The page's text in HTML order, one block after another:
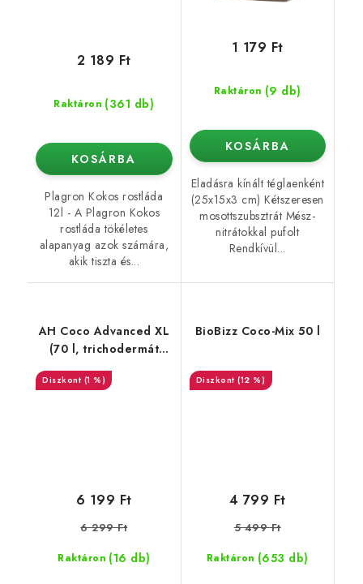
Raktáron (361 db)
2 189 Ft
KOSÁRBA
Plagron Kokos rostláda
12l - A Plagron Kokos
rostláda tökéletes
alapanyag azok számára,
akik tiszta és...
Raktáron (9 db)
1 179 Ft
KOSÁRBA
Eladásra kínált téglaenként
(25x15x3 cm) Kétszeresen
mosottszubsztrát Mész-
nitrátokkal pufolt
Rendkívül...
AH Coco Advanced XL
(70 l, trichodermát
tartalmaz)
(1 %)
Raktáron (16 db)
6 199 Ft
6 299 Ft
BioBizz Coco-Mix 50 l
(12 %)
Raktáron (653 db)
4 799 Ft
5 499 Ft